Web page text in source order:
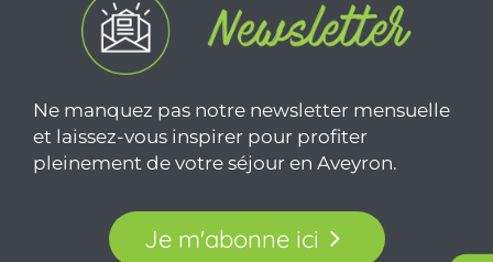
Ne manquez pas notre newsletter mensuelle
et laissez-vous inspirer pour profiter
pleinement de votre séjour en Aveyron.
Je m'abonne ici